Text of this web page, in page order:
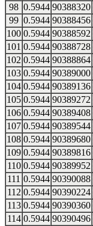
98 0.5944 90388320
99 0.5944 90388456
100 0.5944 90388592
101 0.5944 90388728
102 0.5944 90388864
103 0.5944 90389000
104 0.5944 90389136
105 0.5944 90389272
106 0.5944 90389408
107 0.5944 90389544
108 0.5944 90389680
109 0.5944 90389816
110 0.5944 90389952
111 0.5944 90390088
112 0.5944 90390224
113 0.5944 90390360
114 0.5944 90390496